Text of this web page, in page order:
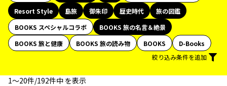
Resort Style
島旅 御朱印 歴史時代
旅の図鑑
BOOKS スペシャルコラボ
BOOKS 旅の名言＆絶景
BOOKS 旅と健康
BOOKS 旅の読み物 BOOKS
D-Books
絞り込み条件を追加
1〜20件/192件中 を表示